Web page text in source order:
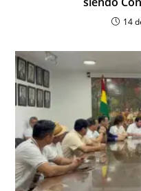
14